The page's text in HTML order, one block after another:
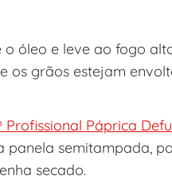
óleo e leve ao fogo
os grãos estejam
Profissional Páprica
semitampada,
secado.